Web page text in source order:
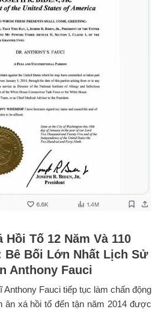
Tố 12 Năm Và 110
Bê Bối Lớn Nhất Lịch Sử
Anthony Fauci
Anthony Fauci tiếp tục làm chấn động
xá hồi tố đến tận năm 2014 được